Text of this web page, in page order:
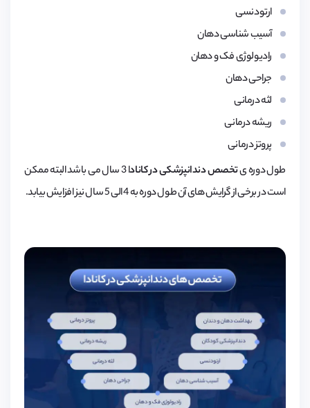
ارتودنسی
آسیب شناسی دهان
رادیولوژی فک و دهان
جراحی دهان
لثه درمانی
ریشه درمانی
پروتز درمانی
طول دوره یتخصص دندانپزشکی در کاناد ا 3 سال می باشد البته ممکن
است در برخی از گرایش های آن طول دوره به 4 الی 5 سال نیز افزایش بیابد.